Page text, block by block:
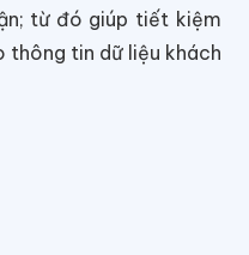
từ đó giúp tiết kiệm
thông tin dữ liệu khách